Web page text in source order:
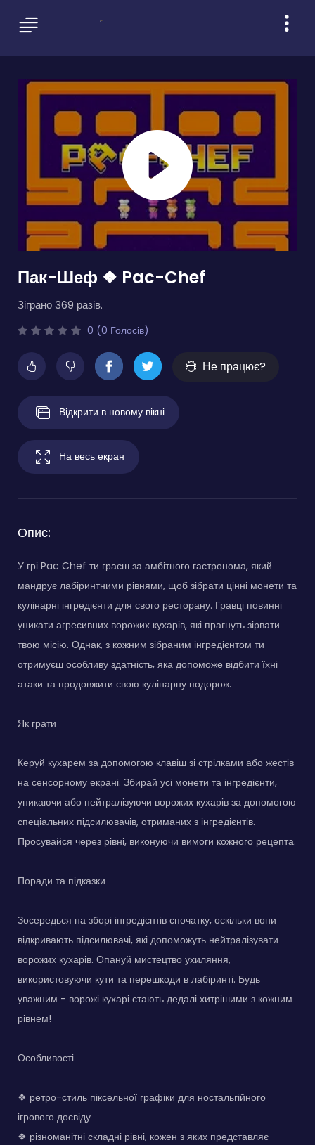
Пак-Шеф ❖ Pac-Chef
Зіграно 369 разів.
0 (0 Голосів)
Не працює?
Відкрити в новому вікні
На весь екран
Опис:
У грі Pac Chef ти граєш за амбітного гастронома, який
мандрує лабіринтними рівнями, щоб зібрати цінні монети та
кулінарні інгредієнти для свого ресторану. Гравці повинні
уникати агресивних ворожих кухарів, які прагнуть зірвати
твою місію. Однак, з кожним зібраним інгредієнтом ти
отримуєш особливу здатність, яка допоможе відбити їхні
атаки та продовжити свою кулінарну подорож.
Як грати
Керуй кухарем за допомогою клавіш зі стрілками або жестів
на сенсорному екрані. Збирай усі монети та інгредієнти,
уникаючи або нейтралізуючи ворожих кухарів за допомогою
спеціальних підсилювачів, отриманих з інгредієнтів.
Просувайся через рівні, виконуючи вимоги кожного рецепта.
Поради та підказки
Зосередься на зборі інгредієнтів спочатку, оскільки вони
відкривають підсилювачі, які допоможуть нейтралізувати
ворожих кухарів. Опануй мистецтво ухиляння,
використовуючи кути та перешкоди в лабіринті. Будь
уважним - ворожі кухарі стають дедалі хитрішими з кожним
рівнем!
Особливості
❖ ретро-стиль піксельної графіки для ностальгійного
ігрового досвіду
❖ різноманітні складні рівні, кожен з яких представляє